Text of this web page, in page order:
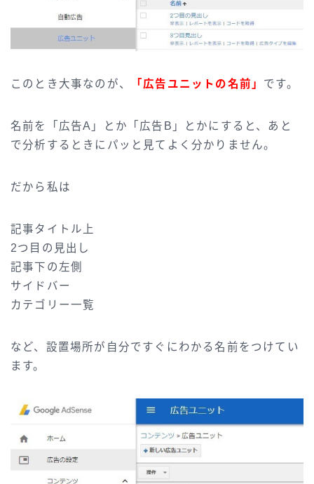
このとき大事なのが、 「広告ユニットの名前」 です。
名前を「広告A」とか「広告B」とかにすると、あと
で分析するときにパッと見てよく分かりません。
だから私は
記事タイトル上
2つ目の見出し
記事下の左側
サイドバー
カテゴリー一覧
など、設置場所が自分ですぐにわかる名前をつけてい
ます。